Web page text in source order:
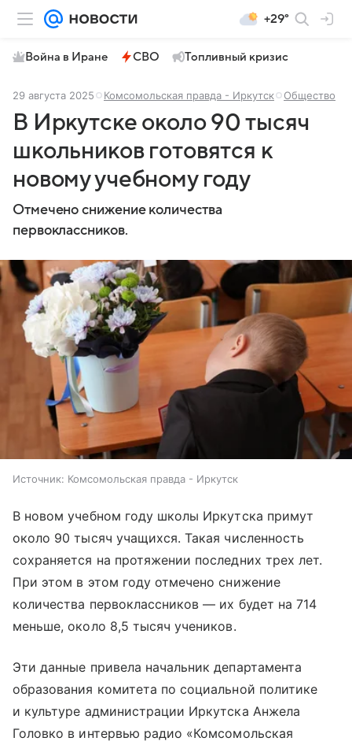
+29°
Война в Иране СВО Топливный кризис
29 августа 2025 Комсомольская правда - Иркутск Общество
В Иркутске около 90 тысяч
школьников готовятся к
новому учебному году
Отмечено снижение количества
первоклассников.
Источник: Комсомольская правда - Иркутск
В новом учебном году школы Иркутска примут
около 90 тысяч учащихся. Такая численность
сохраняется на протяжении последних трех лет.
При этом в этом году отмечено снижение
количества первоклассников — их будет на 714
меньше, около 8,5 тысяч учеников.
Эти данные привела начальник департамента
образования комитета по социальной политике
и культуре администрации Иркутска Анжела
Головко в интервью радио «Комсомольская